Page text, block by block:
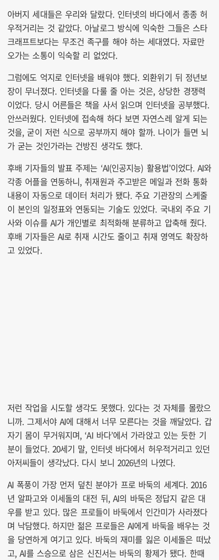
아버지 세대들은 우리와 달랐다. 인터넷의 바다에서 종종 허
우적거리는 것 같았다. 아날로그 방식에 익숙한 그들은 스타
크래프트보다는 무조건 족구를 해야 하는 세대였다. 자료만
오가는 소통이 익숙할 리 없었다.
그럼에도 억지로 인터넷을 배워야 했다. 외환위기 뒤 정년보
장이 무너졌다. 인터넷을 다룰 줄 아는 것은, 상당한 경쟁력
이었다. 당시 어른들은 책을 사서 읽으며 인터넷을 공부했다.
안쓰러웠다. 인터넷에 접속해 하다 보면 자연스레 알게 되는
것을, 굳이 저런 식으로 공부까지 해야 할까. 나이가 들면 뇌
가 굳는 것인가라는 건방진 생각도 했다.
후배 기자들의 발표 주제는 ‘AI(인공지능) 활용법’이었다. AI와
각종 어플을 연동하니, 취재원과 주고받은 메일과 전화 통화
내용이 자동으로 데이터 처리가 됐다. 주요 기관장의 스케줄
이 본인의 일정표와 연동되는 기술도 있었다. 국내외 주요 기
사와 이슈를 AI가 개인별로 최적화해 분류하고 압축해 줬다.
후배 기자들은 AI로 취재 시간도 줄이고 취재 영역도 확장하
고 있었다.
저런 작업을 시도할 생각도 못했다. 있다는 것 자체를 몰랐으
니까. 그제서야 AI에 대해서 너무 모른다는 것을 깨달았다. 갑
자기 몸이 무거워지며, ‘AI 바다’에서 가라앉고 있는 듯한 기
분이 들었다. 20세기 말, 인터넷 바다에서 허우적거리고 있던
아저씨들이 생각났다. 다시 보니 2026년의 나였다.
AI 폭풍이 가장 먼저 덮친 분야가 프로 바둑의 세계다. 2016
년 알파고와 이세돌의 대전 뒤, AI의 바둑은 정답지 같은 대
우를 받고 있다. 많은 프로들이 바둑에서 인간미가 사라졌다
며 낙담했다. 하지만 젊은 프로들은 AI에게 바둑을 배우는 것
을 당연하게 여기고 있다. 바둑의 재미를 잃은 이세돌은 떠났
고, AI를 스승으로 삼은 신진서는 바둑의 황제가 됐다. 한때